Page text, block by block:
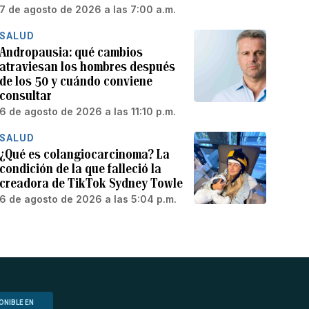
7 de agosto de 2026 a las 7:00 a.m.
SALUD
Andropausia: qué cambios
atraviesan los hombres después
de los 50 y cuándo conviene
consultar
6 de agosto de 2026 a las 11:10 p.m.
SALUD
¿Qué es colangiocarcinoma? La
condición de la que falleció la
creadora de TikTok Sydney Towle
6 de agosto de 2026 a las 5:04 p.m.
EN